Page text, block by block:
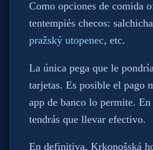
Como opciones de comida
tentempiés checos:
pražský utopenec, etc.
La única pega que le
tarjetas. Es posible el pago
app de banco lo permite.
tendrás que llevar efectivo.
En definitiva, Krkonošská